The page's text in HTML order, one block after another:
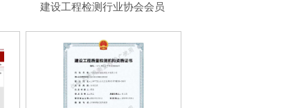
建设工程检测行业协会会员